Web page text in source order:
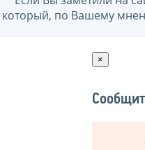
который, по Вашему
×